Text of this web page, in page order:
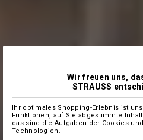
Wir freuen uns,
STRAUSS
Ihr optimales Shopping-Erlebnis ist
Funktionen, auf Sie abgestimmte
das sind die Aufgaben der Cookies
Technologien.